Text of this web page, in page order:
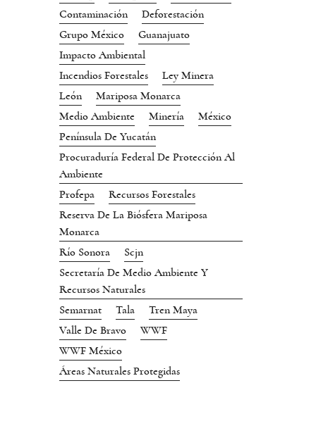
Contaminación
Deforestación
Grupo México
Guanajuato
Impacto Ambiental
Incendios Forestales
Ley Minera
León
Mariposa Monarca
Medio Ambiente
Minería
México
Península De Yucatán
Procuraduría Federal De Protección Al
Ambiente
Profepa
Recursos Forestales
Reserva De La Biósfera Mariposa
Monarca
Río Sonora
Scjn
Secretaría De Medio Ambiente Y
Recursos Naturales
Semarnat
Tala
Tren Maya
Valle De Bravo
WWF
WWF México
Áreas Naturales Protegidas